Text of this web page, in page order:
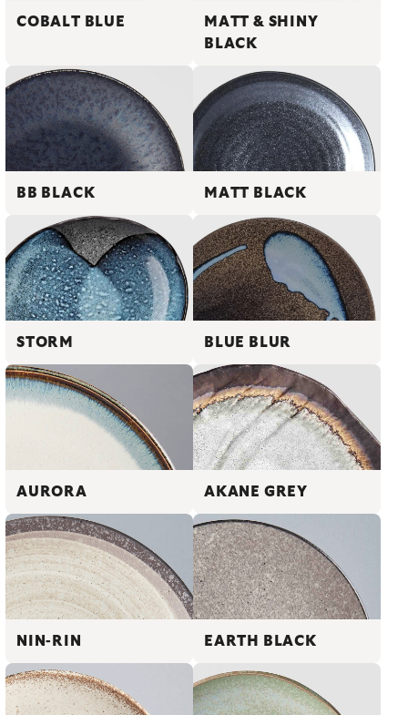
COBALT BLUE
MATT & SHINY
BLACK
BB BLACK MATT BLACK
STORM BLUE BLUR
AURORA AKANE GREY
NIN-RIN EARTH BLACK